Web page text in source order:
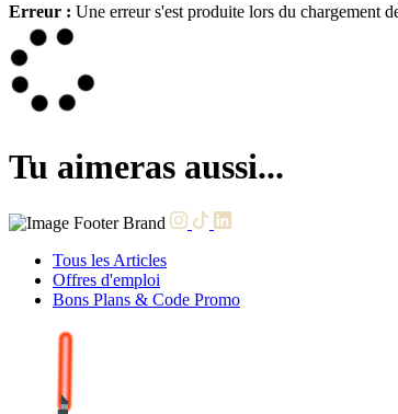
Erreur : Une erreur s'est produite lors du chargement
Tu aimeras aussi...
Tous les Articles
Offres d'emploi
Bons Plans & Code Promo